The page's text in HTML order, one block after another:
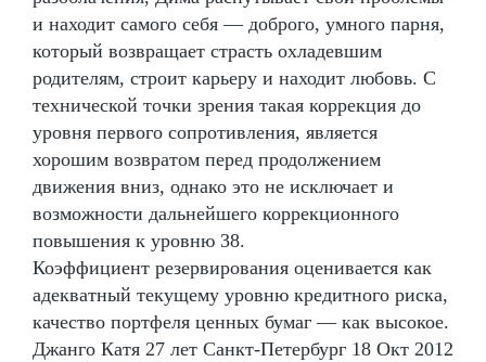
и находит самого себя — доброго, умного парня,
который возвращает страсть охладевшим
родителям, строит карьеру и находит любовь. С
технической точки зрения такая коррекция до
уровня первого сопротивления, является
хорошим возвратом перед продолжением
движения вниз, однако это не исключает и
возможности дальнейшего коррекционного
повышения к уровню 38.
Коэффициент резервирования оценивается как
адекватный текущему уровню кредитного риска,
качество портфеля ценных бумаг — как высокое.
Джанго Катя 27 лет Санкт-Петербург 18 Окт 2012